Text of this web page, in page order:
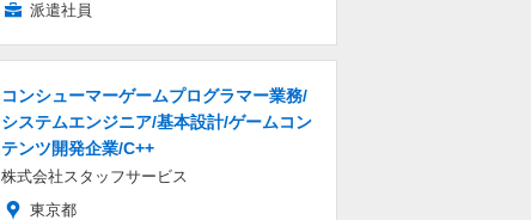
派遣社員
コンシューマーゲームプログラマー業務/
システムエンジニア/基本設計/ゲームコン
テンツ開発企業/C++
株式会社スタッフサービス
東京都